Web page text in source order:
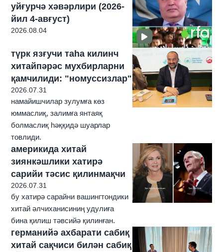
уйғурчә хәвәрлири (2026-
йил 4-авғуст)
2026.08.04
түрк язғучи таһа килинч
хитайпәрәс мухбирларни
қамчилиди: "номуссизлар"
2026.07.31
намайишчилар зулумға көз
юммаслиқ, залимға янтаяқ
болмаслиқ һәққидә шуарлар
товлиди.
америкида хитай
зиянкәшлики хатирә
сарийи тәсис қилинмақчи
2026.07.31
бу хатирә сарайни вашингтондики
хитай әлчиханисиниң удулиға
бина қилиш тәвсийә қилинған.
германийә ахбарати сабиқ
хитай сақчиси билән сабиқ